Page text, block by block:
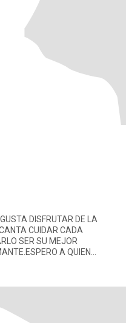
DISFRUTAR DE LA
CUIDAR CADA
SER SU MEJOR
A QUIEN